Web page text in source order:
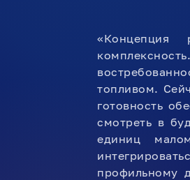
«Концепция
топливом.
готовность
смотреть в
единиц
профильному